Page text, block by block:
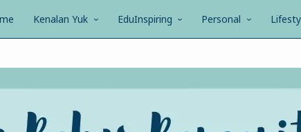
Kenalan Yuk EduInspiring Personal